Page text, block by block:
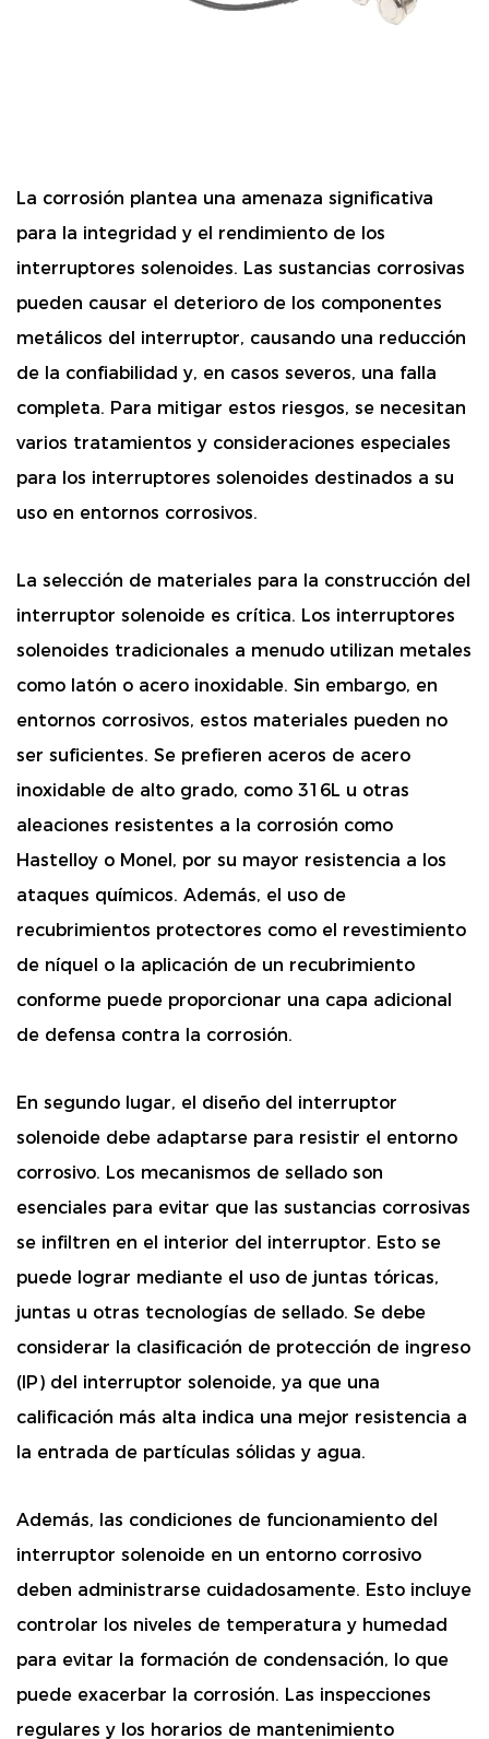
La corrosión plantea una amenaza significativa
para la integridad y el rendimiento de los
interruptores solenoides. Las sustancias corrosivas
pueden causar el deterioro de los componentes
metálicos del interruptor, causando una reducción
de la confiabilidad y, en casos severos, una falla
completa. Para mitigar estos riesgos, se necesitan
varios tratamientos y consideraciones especiales
para los interruptores solenoides destinados a su
uso en entornos corrosivos.
La selección de materiales para la construcción del
interruptor solenoide es crítica. Los interruptores
solenoides tradicionales a menudo utilizan metales
como latón o acero inoxidable. Sin embargo, en
entornos corrosivos, estos materiales pueden no
ser suficientes. Se prefieren aceros de acero
inoxidable de alto grado, como 316L u otras
aleaciones resistentes a la corrosión como
Hastelloy o Monel, por su mayor resistencia a los
ataques químicos. Además, el uso de
recubrimientos protectores como el revestimiento
de níquel o la aplicación de un recubrimiento
conforme puede proporcionar una capa adicional
de defensa contra la corrosión.
En segundo lugar, el diseño del interruptor
solenoide debe adaptarse para resistir el entorno
corrosivo. Los mecanismos de sellado son
esenciales para evitar que las sustancias corrosivas
se infiltren en el interior del interruptor. Esto se
puede lograr mediante el uso de juntas tóricas,
juntas u otras tecnologías de sellado. Se debe
considerar la clasificación de protección de ingreso
(IP) del interruptor solenoide, ya que una
calificación más alta indica una mejor resistencia a
la entrada de partículas sólidas y agua.
Además, las condiciones de funcionamiento del
interruptor solenoide en un entorno corrosivo
deben administrarse cuidadosamente. Esto incluye
controlar los niveles de temperatura y humedad
para evitar la formación de condensación, lo que
puede exacerbar la corrosión. Las inspecciones
regulares y los horarios de mantenimiento